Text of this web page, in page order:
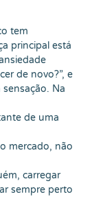
tem
principal está
de novo?”, e
Na
de uma
mercado, não
carregar
sempre perto